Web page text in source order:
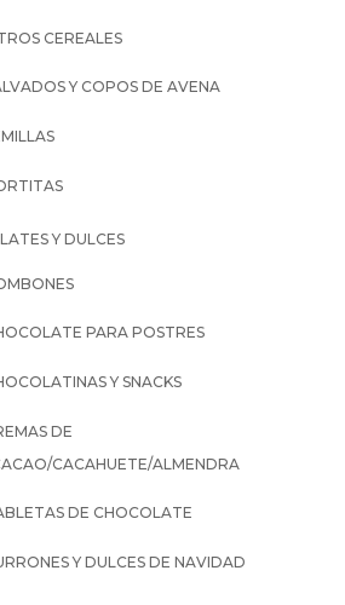
CEREALES
Y COPOS DE AVENA
Y DULCES
PARA POSTRES
Y SNACKS
DE
CACAHUETE/ALMENDRA
DE CHOCOLATE
Y DULCES DE NAVIDAD